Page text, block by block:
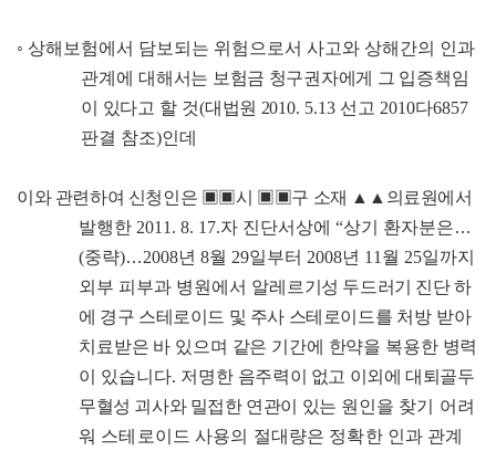
◦ 상해보험에서 담보되는 위험으로서 사고와 상해간의 인과
관계에대해서는 보험금 청구권자에게 그 입증책임
이 있다고 할 것(대법원 2010. 5.13 선고 2010다6857
판결 참조)인데
이와 관련하여 신청인은 ▣▣시 ▣▣구 소재 ▲▲ 의료원에서
발행한 2011. 8. 17.자 진단서상에 “상기 환자분은…
(중략)…2008년 8월 29일부터 2008년 11 월 25일까지
외부 피부과 병원에서 알레 르기성 두드러기 진단 하
에 경구 스테로이드 및 주사 스테로이드를 처방 받아
치료받은 바 있으며 같은 기간에 한약을 복용한 병력
이
있습니다. 저명한 음주력이 없고 이외에 대퇴골두
무혈성 괴사와 밀접한 연관이 있는 원인을 찾기 어려
워 스테로이드 사용의 절대량은 정확한 인과 관계